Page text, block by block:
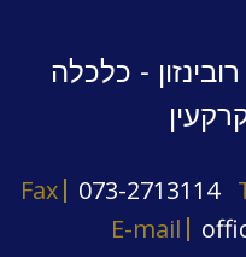
- כלכלה
Fax 073-2713114
E-mail